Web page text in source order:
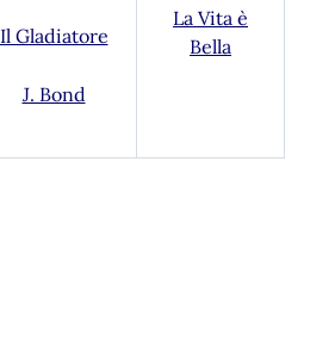
Il Gladiatore
J. Bond
La Vita è
Bella